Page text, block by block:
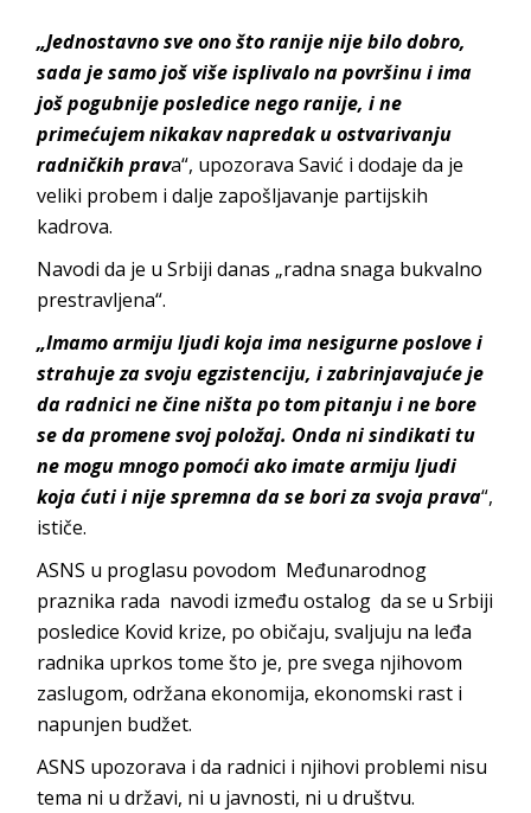
„Jednostavno sve ono što ranije nije bilo dobro,
sada je samo još više isplivalo na površinu i ima
još pogubnije posledice nego ranije, i ne
primećujem nikakav napredak u ostvarivanju
radničkih prava“, upozorava Savić i dodaje da je
veliki probem i dalje zapošljavanje partijskih
kadrova.
Navodi da je u Srbiji danas „radna snaga bukvalno
prestravljena“.
„Imamo armiju ljudi koja ima nesigurne poslove i
strahuje za svoju egzistenciju, i zabrinjavajuće je
da radnici ne čine ništa po tom pitanju i ne bore
se da promene svoj položaj. Onda ni sindikati tu
ne mogu mnogo pomoći ako imate armiju ljudi
koja ćuti i nije spremna da se bori za svoja prava“,
ističe.
ASNS u proglasu povodom Međunarodnog
praznika rada navodi između ostalog da se u Srbiji
posledice Kovid krize, po običaju, svaljuju na leđa
radnika uprkos tome što je, pre svega njihovom
zaslugom, održana ekonomija, ekonomski rast i
napunjen budžet.
ASNS upozorava i da radnici i njihovi problemi nisu
tema ni u državi, ni u javnosti, ni u društvu.